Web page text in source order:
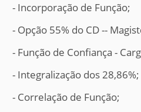
- Incorporação de Função;
- Opção 55% do CD --
- Função de Confiança -
- Integralização dos 28,86%;
- Correlação de Função;